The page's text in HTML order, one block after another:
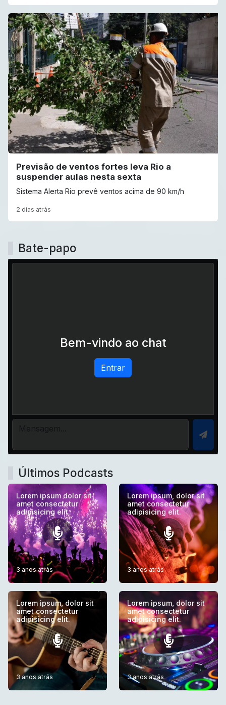
Previsão de ventos fortes leva Rio a
suspender aulas nesta sexta
Sistema Alerta Rio prevê ventos acima de 90 km/h
2 dias atrás
Bate-papo
Bem-vindo ao chat
Entrar
Últimos Podcasts
Lorem ipsum dolor sit
amet consectetur
adipisicing elit.
3 anos atrás
Lorem ipsum, dolor sit
amet consectetur
adipisicing elit.
3 anos atrás
Lorem ipsum, dolor sit
amet consectetur
adipisicing elit.
3 anos atrás
Lorem ipsum, dolor sit
amet consectetur
adipisicing elit.
3 anos atrás